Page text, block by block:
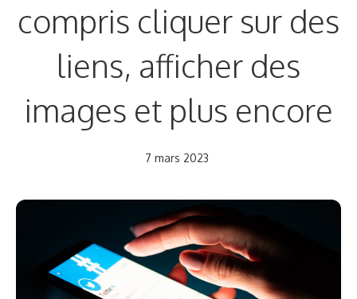
compris cliquer sur des
liens, afficher des
images et plus encore
7 mars 2023